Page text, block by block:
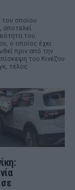
του οποίου
αποτελεί
του
ο οποίος έχει
πριν από την
του Κινέζου
τέλος